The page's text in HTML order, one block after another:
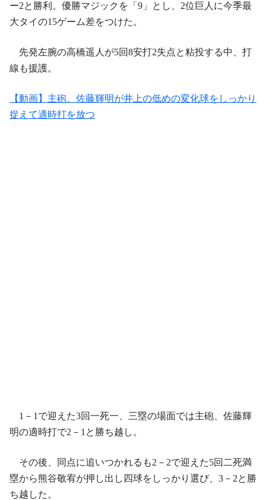
ー2と勝利。優勝マジックを「9」とし、2位巨人に今季最
大タイの15ゲーム差をつけた。
先発左腕の高橋遥人が5回8安打2失点と粘投する中、打
線も援護。
【動画】主砲、佐藤輝明が井上の低めの変化球をしっかり
捉えて適時打を放つ
1－1で迎えた3回一死一、三塁の場面では主砲、佐藤輝
明の適時打で2－1と勝ち越し。
その後、同点に追いつかれるも2－2で迎えた5回二死満
塁から熊谷敬宥が押し出し四球をしっかり選び、3－2と勝
ち越した。